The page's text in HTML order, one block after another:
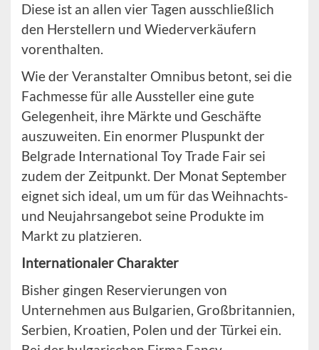
Diese ist an allen vier Tagen ausschließlich
den Herstellern und Wiederverkäufern
vorenthalten.
Wie der Veranstalter Omnibus betont, sei die
Fachmesse für alle Aussteller eine gute
Gelegenheit, ihre Märkte und Geschäfte
auszuweiten. Ein enormer Pluspunkt der
Belgrade International Toy Trade Fair sei
zudem der Zeitpunkt. Der Monat September
eignet sich ideal, um um für das Weihnachts-
und Neujahrsangebot seine Produkte im
Markt zu platzieren.
Internationaler Charakter
Bisher gingen Reservierungen von
Unternehmen aus Bulgarien, Großbritannien,
Serbien, Kroatien, Polen und der Türkei ein.